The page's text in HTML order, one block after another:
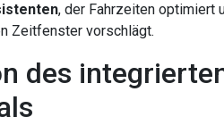
, der Fahrzeiten optimiert
Zeitfenster vorschlägt.
des